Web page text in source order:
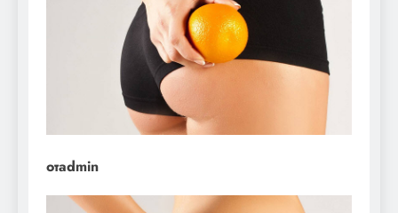
отadmin